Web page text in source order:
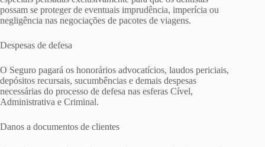
possam se proteger de eventuais imprudência, imperícia ou
negligência nas negociações de pacotes de viagens.
Despesas de defesa
O Seguro pagará os honorários advocatícios, laudos periciais,
depósitos recursais, sucumbências e demais despesas
necessárias do processo de defesa nas esferas Cível,
Administrativa e Criminal.
Danos a documentos de clientes